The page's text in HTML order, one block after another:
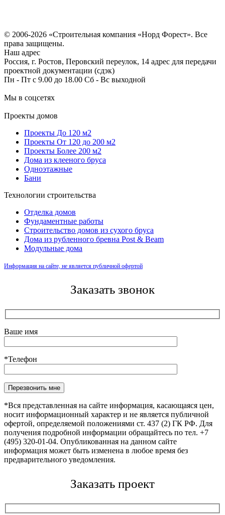
© 2006-2026 «Строительная компания «Норд Форест». Все
права защищены.
Наш адрес
Россия, г. Ростов, Перовский переулок, 14 адрес для передачи
проектной документации (сдэк)
Пн - Пт с 9.00 до 18.00 Сб - Вс выходной
Мы в соцсетях
Проекты домов
Проекты До 120 м2
Проекты От 120 до 200 м2
Проекты Более 200 м2
Дома из клееного бруса
Одноэтажные
Бани
Технологии строительства
Отделка домов
Фундаментные работы
Строительство домов из сухого бруса
Дома из рубленного бревна Post & Beam
Модульные дома
Информация на сайте, не является публичной офертой
Заказать звонок
Ваше имя
*Телефон
Оставьте это поле пустым.
*Вся представленная на сайте информация, касающаяся цен,
носит информационный характер и не является публичной
офертой, определяемой положениями ст. 437 (2) ГК РФ. Для
получения подробной информации обращайтесь по тел. +7
(495) 320-01-04. Опубликованная на данном сайте
информация может быть изменена в любое время без
предварительного уведомления.
Заказать проект